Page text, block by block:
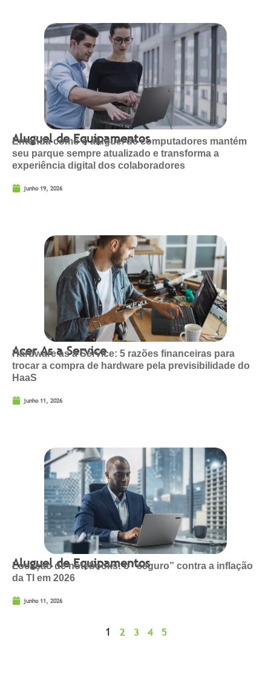
Aluguel de Equipamentos
Entenda como o aluguel de computadores mantém
seu parque sempre atualizado e transforma a
experiência digital dos colaboradores
junho 19, 2026
Acer As a Service
Hardware as a Service: 5 razões financeiras para
trocar a compra de hardware pela previsibilidade do
HaaS
junho 11, 2026
Aluguel de Equipamentos
Locação de notebooks: o “seguro” contra a inflação
da TI em 2026
junho 11, 2026
1 2 3 4 5